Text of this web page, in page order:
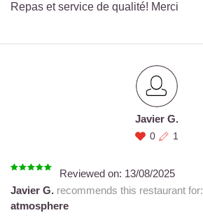
Repas et service de qualité! Merci
Javier G.
0 1
Reviewed on: 13/08/2025
Javier G. recommends this restaurant for:
atmosphere